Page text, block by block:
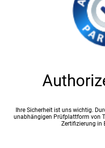
Ihre Sicherheit ist uns wichtig.
unabhängigen Prüfplattform von
Zertifizierung in